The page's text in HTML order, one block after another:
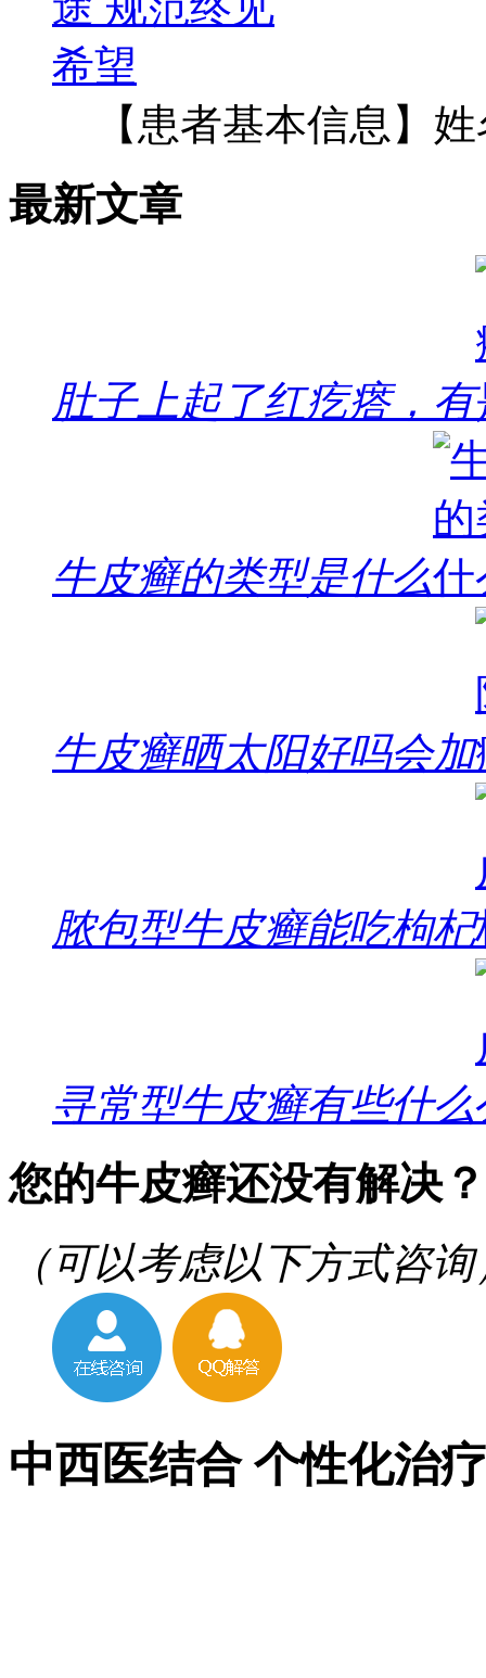
【患者基本信息】
最新文章
肚子上起了红疙瘩，有
牛皮癣的类型是什么
牛皮癣晒太阳好吗会加
脓包型牛皮癣能吃枸杞
寻常型牛皮癣有些什么
您的牛皮癣还没有解决？
（可以考虑以下方式咨询
中西医结合 个性化治